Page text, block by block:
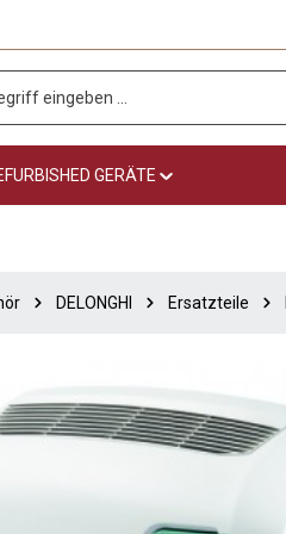
GERÄTE
DELONGHI Ersatzteile